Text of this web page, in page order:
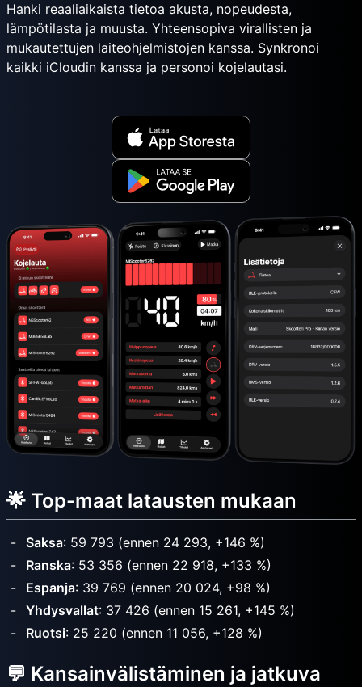
Hanki reaaliaikaista tietoa akusta, nopeudesta,
lämpötilasta ja muusta. Yhteensopiva virallisten ja
mukautettujen laiteohjelmistojen kanssa. Synkronoi
kaikki iCloudin kanssa ja personoi kojelautasi.
🌟 Top-maat latausten mukaan
Saksa: 59 793 (ennen 24 293, +146 %)
Ranska: 53 356 (ennen 22 918, +133 %)
Espanja: 39 769 (ennen 20 024, +98 %)
Yhdysvallat: 37 426 (ennen 15 261, +145 %)
Ruotsi: 25 220 (ennen 11 056, +128 %)
💬 Kansainvälistäminen ja jatkuva